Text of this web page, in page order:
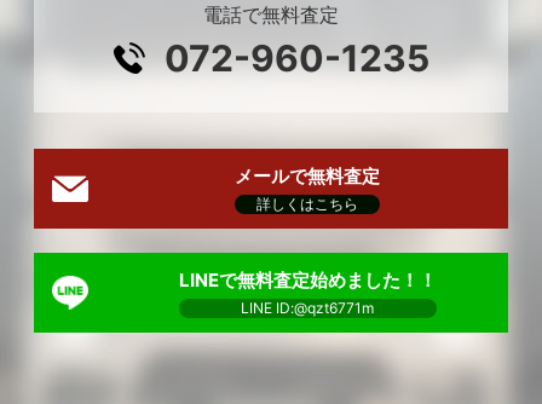
電話で無料査定
072-960-1235
メールで無料査定
詳しくはこちら
LINEで無料査定始めました！！
LINE ID:@qzt6771m